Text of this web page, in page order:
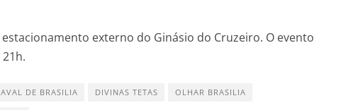
externo do Ginásio do Cruzeiro. O evento
DE BRASILIA DIVINAS TETAS OLHAR BRASILIA